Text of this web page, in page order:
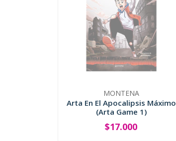
MONTENA
Arta En El Apocalipsis Máximo
(Arta Game 1)
SOLD OUT
$17.000